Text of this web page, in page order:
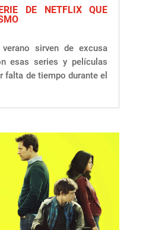
DE NETFLIX QUE
sirven de excusa
esas series y películas
falta de tiempo durante el